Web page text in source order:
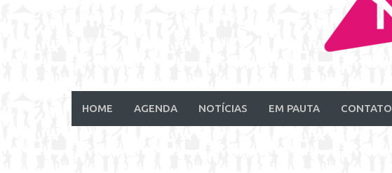
HOME AGENDA NOTÍCIAS EM PAUTA CONTATO